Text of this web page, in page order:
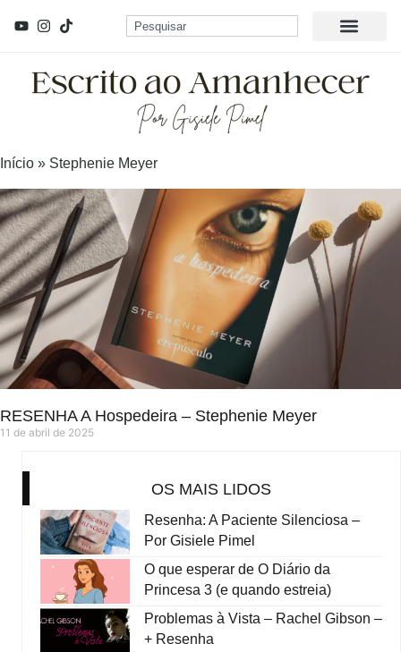
Início » Stephenie Meyer
RESENHA A Hospedeira – Stephenie Meyer
11 de abril de 2025
OS MAIS LIDOS
Resenha: A Paciente Silenciosa –
Por Gisiele Pimel
O que esperar de O Diário da
Princesa 3 (e quando estreia)
Problemas à Vista – Rachel Gibson –
+ Resenha